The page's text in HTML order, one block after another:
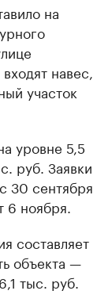
на
навес,
участок
уровне 5,5
руб. Заявки
30 сентября
6 ноября.
составляет
объекта —
тыс. руб.